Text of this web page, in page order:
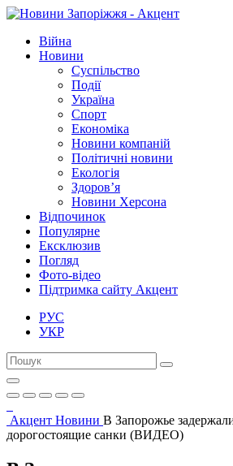
Війна
Новини
Суспільство
Події
Україна
Спорт
Економіка
Новини компаній
Політичні новини
Екологія
Здоров’я
Новини Херсона
Відпочинок
Популярне
Ексклюзив
Погляд
Фото-відео
Підтримка сайту Акцент
РУС
УКР
Акцент Новини В Запорожье
дорогостоящие санки (ВИДЕО)